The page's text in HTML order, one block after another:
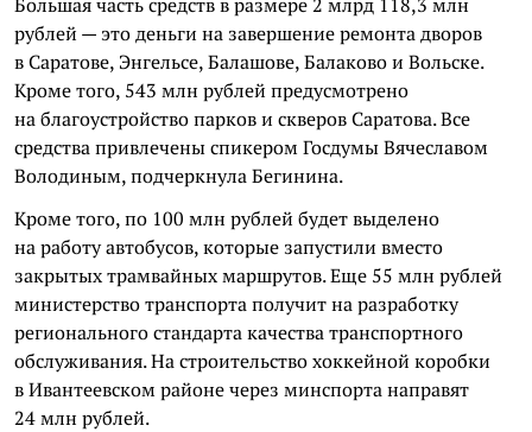
рублей — это деньги на завершение ремонта дворов
в Саратове, Энгельсе, Балашове, Балаково и Вольске.
Кроме того, 543 млн рублей предусмотрено
на благоустройство парков и скверов Саратова. Все
средства привлечены спикером Госдумы Вячеславом
Володиным, подчеркнула Бегинина.
Кроме того, по 100 млн рублей будет выделено
на работу автобусов, которые запустили вместо
закрытых трамвайных маршрутов. Еще 55 млн рублей
министерство транспорта получит на разработку
регионального стандарта качества транспортного
обслуживания. На строительство хоккейной коробки
в Ивантеевском районе через минспорта направят
24 млн рублей.